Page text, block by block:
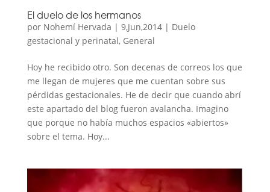
El duelo de los hermanos
por Nohemí Hervada | 9,Jun,2014| Duelo
gestacional y perinatal, General
Hoy he recibido otro. Son decenas de correos los que
me llegan de mujeres que me cuentan sobre sus
pérdidas gestacionales. He de decir que cuando abrí
este apartado del blog fueron avalancha. Imagino
que porque no había muchos espacios «abiertos»
sobre el tema. Hoy...